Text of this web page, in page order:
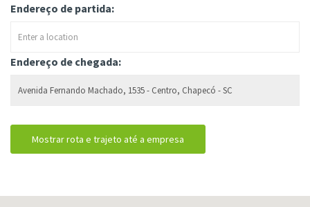
Endereço de partida:
Endereço de chegada: